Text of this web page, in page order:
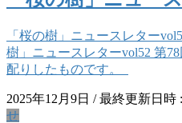
「桜の樹」ニュースレター
樹」ニュースレターvol52 第
配りしたものです。
2025年12月9日 / 最終更新日時 :
せ